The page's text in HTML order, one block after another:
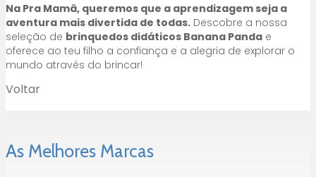
Na Pra Mamã, queremos que a aprendizagem seja a
aventura mais divertida de todas. Descobre a nossa
seleção de brinquedos didáticos Banana Panda e
oferece ao teu filho a confiança e a alegria de explorar o
mundo através do brincar!
Voltar
As Melhores Marcas